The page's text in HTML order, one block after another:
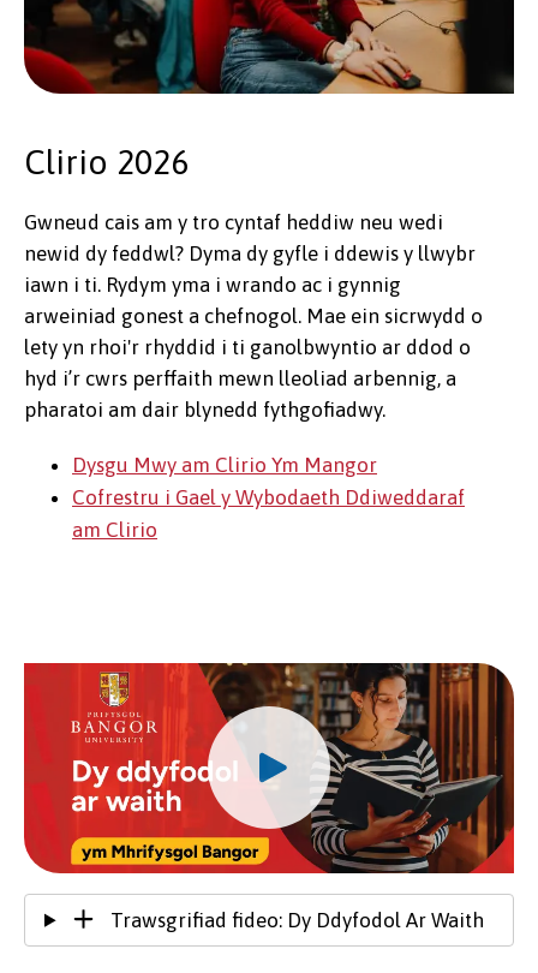
Clirio 2026
Gwneud cais am y tro cyntaf heddiw neu wedi
newid dy feddwl? Dyma dy gyfle i ddewis y llwybr
iawn i ti. Rydym yma i wrando ac i gynnig
arweiniad gonest a chefnogol. Mae ein sicrwydd o
lety yn rhoi'r rhyddid i ti ganolbwyntio ar ddod o
hyd i’r cwrs perffaith mewn lleoliad arbennig, a
pharatoi am dair blynedd fythgofiadwy.
Dysgu Mwy am Clirio Ym Mangor
Cofrestru i Gael y Wybodaeth Ddiweddaraf
am Clirio
Trawsgrifiad fideo: Dy Ddyfodol Ar Waith